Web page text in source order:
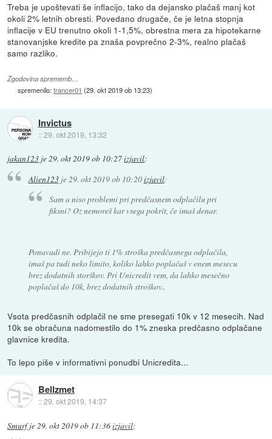
Treba je upoštevati še inflacijo, tako da dejansko plačaš manj kot
okoli 2% letnih obresti. Povedano drugače, če je letna stopnja
inflacije v EU trenutno okoli 1-1,5%, obrestna mera za hipotekarne
stanovanjske kredite pa znaša povprečno 2-3%, realno plačaš
samo razliko.
Zgodovina sprememb…
spremenilo:trancer01 (29. okt 2019 ob 13:23)
Invictus
::29. okt 2019, 13:32
jakan123 je29. okt 2019 ob 10:27izjavil:
Alien123je29. okt 2019 ob 10:20izjavil:
Sam a niso problemi pri predčasnem odplačilu pri
fiksni? Oz nemoreš kar vsega pokrit, če imaš denar.
Ponavadi ne. Pribijejo ti 1% stroška predčasnega odplačila,
imaš pa tudi neko limito, koliko lahko poplačaš v enem mesecu
brez dodatnih storškov. Pri Unicredit vem, da lahko mesečno
poplačaš do 10k, brez dodatnih stroškov..
Vsota predčasnih odplačil ne sme presegati 10k v 12 mesecih. Nad
10k se obračuna nadomestilo do 1% zneska predčasno odplačane
glavnice kredita.
To lepo piše v informativni ponudbi Unicredita...
Bellzmet
::29. okt 2019, 14:37
Smurfje29. okt 2019 ob 11:36izjavil: